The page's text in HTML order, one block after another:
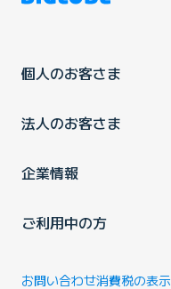
個人のお客さま
法人のお客さま
企業情報
ご利用中の方
お問い合わせ消費税の表示